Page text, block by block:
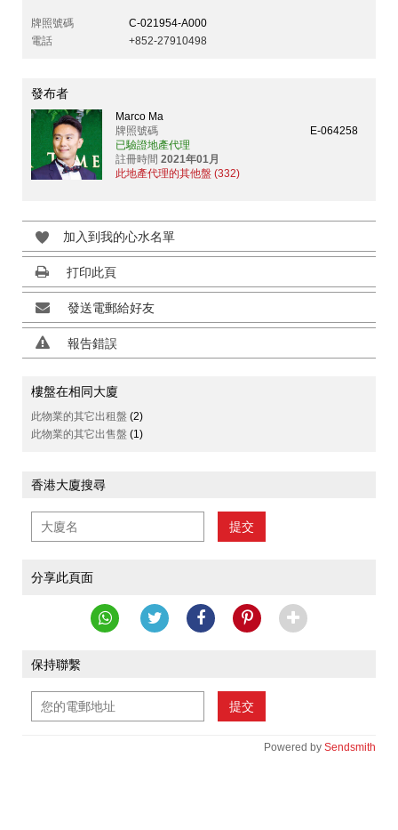
牌照號碼
C-021954-A000
電話
+852-27910498
發布者
Marco Ma
牌照號碼
E-064258
已驗證地產代理
註冊時間 2021年01月
此地產代理的其他盤 (332)
加入到我的心水名單
打印此頁
發送電郵給好友
報告錯誤
樓盤在相同大廈
此物業的其它出租盤 (2)
此物業的其它出售盤 (1)
香港大廈搜尋
提交
分享此頁面
保持聯繫
提交
Powered by Sendsmith